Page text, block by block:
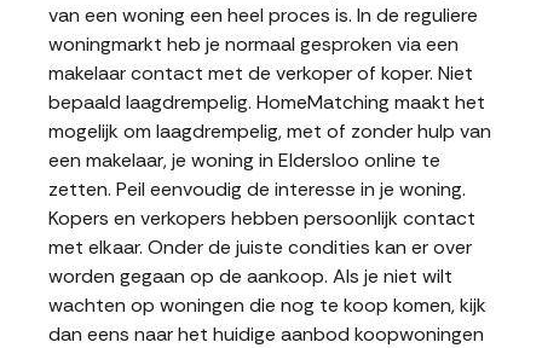
van een woning een heel proces is. In de reguliere
woningmarkt heb je normaal gesproken via een
makelaar contact met de verkoper of koper. Niet
bepaald laagdrempelig. HomeMatching maakt het
mogelijk om laagdrempelig, met of zonder hulp van
een makelaar, je woning in Eldersloo online te
zetten. Peil eenvoudig de interesse in je woning.
Kopers en verkopers hebben persoonlijk contact
met elkaar. Onder de juiste condities kan er over
worden gegaan op de aankoop. Als je niet wilt
wachten op woningen die nog te koop komen, kijk
dan eens naar het huidige aanbod koopwoningen